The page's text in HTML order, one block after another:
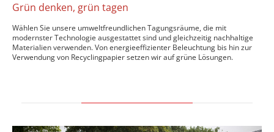
Grün denken, grün tagen
Wählen Sie unsere umweltfreundlichen Tagungsräume, die mit
modernster Technologie ausgestattet sind und gleichzeitig nachhaltige
Materialien verwenden. Von energieeffizienter Beleuchtung bis hin zur
Verwendung von Recyclingpapier setzen wir auf grüne Lösungen.